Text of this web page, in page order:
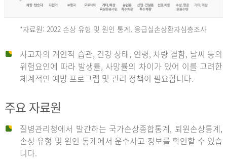
사
*자료원: 2022 손상 유형 및 원인 통계, 응급실손상환자심층조사
사고자의 개인적 습관, 건강 상태, 연령, 차량 결함, 날씨 등의
위험요인에 따라 발생률, 사망률의 차이가 있어 이를 고려한
체계적인 예방 프로그램 및 관리 정책이 필요합니다.
주요 자료원
질병관리청에서 발간하는 국가손상종합통계, 퇴원손상통계,
손상 유형 및 원인 통계에서 운수사고 정보를 확인할 수 있습
니다.